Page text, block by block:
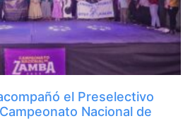
el Preselectivo
Nacional de